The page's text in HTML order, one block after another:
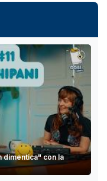
dimentica" con la